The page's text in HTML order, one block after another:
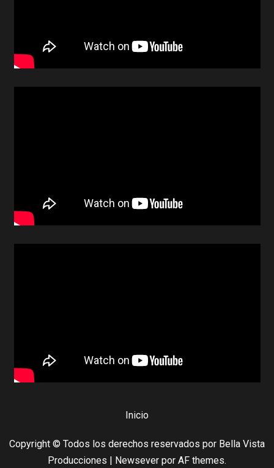
Inicio
Copyright © Todos los derechos reservados por Bella Vista
Producciones | Newsever por AF themes.